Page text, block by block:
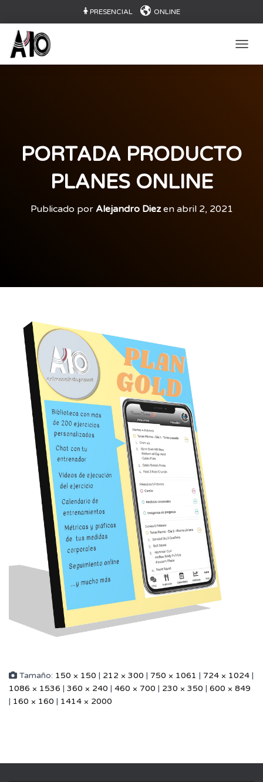
PRESENCIAL ONLINE
PORTADA PRODUCTO
PLANES ONLINE
Publicado por Alejandro Diezen abril 2, 2021
Tamaño: 150 × 150 | 212 × 300 | 750 × 1061 | 724 × 1024 |
1086 × 1536 | 360 × 240 | 460 × 700 | 230 × 350 | 600 × 849
| 160 × 160 | 1414 × 2000